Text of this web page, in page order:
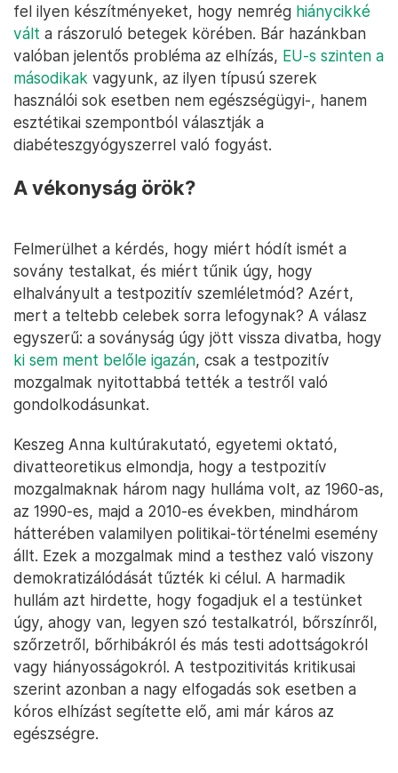
fel ilyen készítményeket, hogy nemrég hiánycikké
vált a rászoruló betegek körében. Bár hazánkban
valóban jelentős probléma az elhízás, EU-s szinten a
másodikak vagyunk, az ilyen típusú szerek
használói sok esetben nem egészségügyi-, hanem
esztétikai szempontból választják a
diabéteszgyógyszerrel való fogyást.
A vékonyság örök?
Felmerülhet a kérdés, hogy miért hódít ismét a
sovány testalkat, és miért tűnik úgy, hogy
elhalványult a testpozitív szemléletmód? Azért,
mert a teltebb celebek sorra lefogynak? A válasz
egyszerű: a soványság úgy jött vissza divatba, hogy
ki sem ment belőle igazán, csak a testpozitív
mozgalmak nyitottabbá tették a testről való
gondolkodásunkat.
Keszeg Anna kultúrakutató, egyetemi oktató,
divatteoretikus elmondja, hogy a testpozitív
mozgalmaknak három nagy hulláma volt, az 1960-as,
az 1990-es, majd a 2010-es években, mindhárom
hátterében valamilyen politikai-történelmi esemény
állt. Ezek a mozgalmak mind a testhez való viszony
demokratizálódását tűzték ki célul. A harmadik
hullám azt hirdette, hogy fogadjuk el a testünket
úgy, ahogy van, legyen szó testalkatról, bőrszínről,
szőrzetről, bőrhibákról és más testi adottságokról
vagy hiányosságokról. A testpozitivitás kritikusai
szerint azonban a nagy elfogadás sok esetben a
kóros elhízást segítette elő, ami már káros az
egészségre.